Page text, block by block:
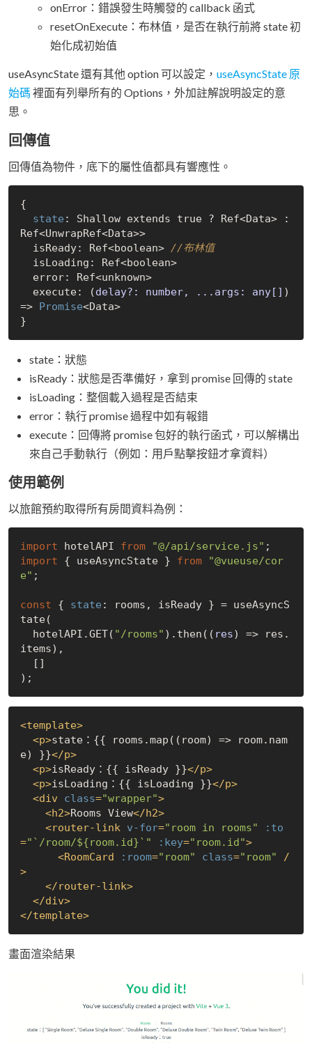
onError：錯誤發生時觸發的 callback 函式
resetOnExecute：布林值，是否在執行前將 state 初
始化成初始值
useAsyncState 還有其他 option 可以設定， useAsyncState 原
始碼 裡面有列舉所有的 Options，外加註解說明設定的意
思。
回傳值
回傳值為物件，底下的屬性值都具有響應性。
{
state : Shallow extends true ? Ref<Data> :
Ref<UnwrapRef<Data>>
  isReady: Ref<boolean>
//布林值
  execute:
(delay?: number, ...args: any[] )
=> Promise<Data>
state：狀態
isReady：狀態是否準備好，拿到 promise 回傳的 state
isLoading：整個載入過程是否結束
error：執行 promise 過程中如有報錯
execute：回傳將 promise 包好的執行函式，可以解構出
來自己手動執行（例如：用戶點擊按鈕才拿資料）
使用範例
以旅館預約取得所有房間資料為例：
import hotelAPI from "@/api/service.js"
import { useAsyncState } from
"@vueuse/cor
e" ;
const { state : rooms, isReady } = useAsyncS
tate(
  hotelAPI.GET(
"/rooms" ).then( ( res) => res.
items),
<template>
<p>state：{{ rooms.map((room) => room.nam
e) }}</p>
<p>isReady：{{ isReady }}</p>
<p>isLoading：{{ isLoading }}</p>
<div class="wrapper">
<h2>Rooms View</h2>
<router-link v-for="room in rooms"
:to
="`/room/${room.id}`" :key="room.id">
<RoomCard :room="room" class="room" /
>
</router-link>
</div>
</template>
畫面渲染結果